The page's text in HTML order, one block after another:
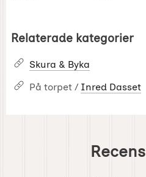
Relaterade kategorier
Skura & Byka
På torpet / Inred Dasset